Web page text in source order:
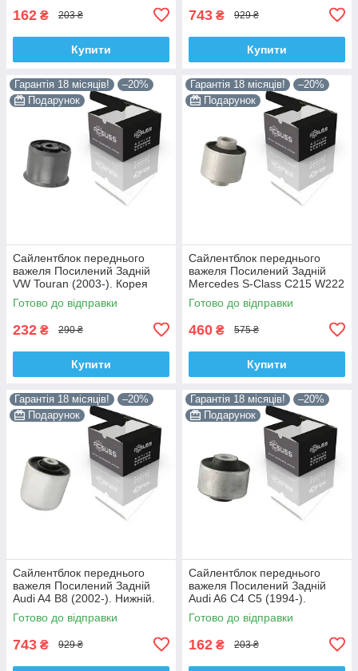
162 ₴ 203 ₴
Купити
743 ₴ 929 ₴
Купити
Гарантія 18 місяців!
–20%
Подарунок
Сайлентблок переднього
важеля Посилений Задній
VW Touran (2003-). Корея
ACSUSS! 34559 , JBU602 ,
VKDS331037
Готово до відправки
232 ₴ 290 ₴
Купити
Гарантія 18 місяців!
–20%
Подарунок
Сайлентблок переднього
важеля Посилений Задній
Mercedes S-Class C215 W222
W220 V220 (1998-). Корея
ACSUSS! 28744 , TD4208W ,
Готово до відправки
460 ₴ 575 ₴
Купити
Гарантія 18 місяців!
–20%
Подарунок
Сайлентблок переднього
важеля Посилений Задній
Audi A4 B8 (2002-). Нижній.
Корея ACSUSS! 4H0407183 ,
TD1247W , VKDS331074
Готово до відправки
743 ₴ 929 ₴
Гарантія 18 місяців!
–20%
Подарунок
Сайлентблок переднього
важеля Посилений Задній
Audi A6 C4 C5 (1994-).
Верхній. Корея ACSUSS!
35379 , JBU138 , TD1062W
Готово до відправки
162 ₴ 203 ₴